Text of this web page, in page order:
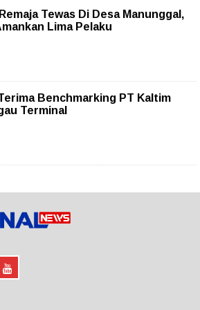
Tewas Di Desa Manunggal,
Lima Pelaku
Benchmarking PT Kaltim
Terminal